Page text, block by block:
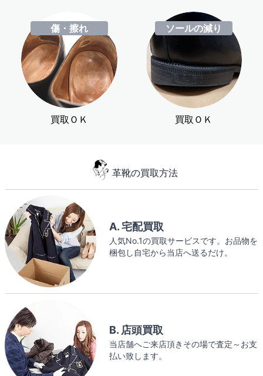
傷・擦れ
買取ＯＫ
ソールの減り
買取ＯＫ
革靴の買取方法
A. 宅配買取
人気No.1の買取サービスです。お品物を
梱包し自宅から当店へ送るだけ。
B. 店頭買取
当店舗へご来店頂きその場で査定～お支
払い致します。